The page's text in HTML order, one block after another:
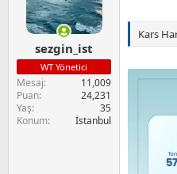
sezgin_ist
WT Yönetici
Mesaj
11,009
Puan
24,231
Yaş
35
Konum
İstanbul
Kars